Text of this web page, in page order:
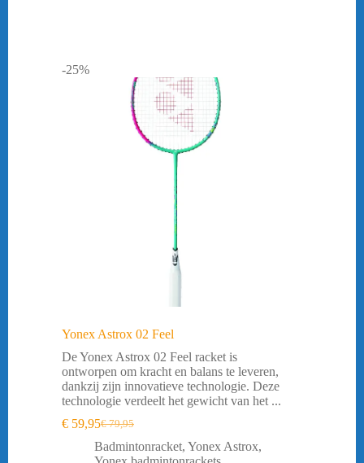
-25%
Yonex Astrox 02 Feel
De Yonex Astrox 02 Feel racket is
ontworpen om kracht en balans te leveren,
dankzij zijn innovatieve technologie. Deze
technologie verdeelt het gewicht van het ...
€79,95
Oorspronkelijke
prijs
was:
€ 59,95Huidige
prijs
is:
Badmintonracket, Yonex Astrox,